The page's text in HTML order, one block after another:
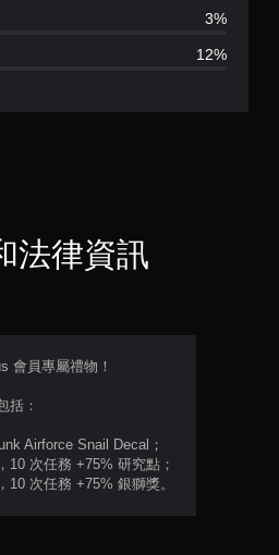
4
1
，
3%
12%
法律資訊
會員專屬禮物！
括：
Airforce Snail Decal；
10 次任務 +75% 研究點；
10 次任務 +75% 銀獅獎。